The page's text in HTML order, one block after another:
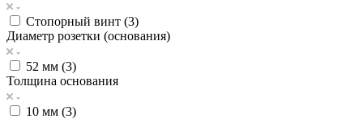
Стопорный винт (3)
Диаметр розетки (основания)
52 мм (3)
Толщина основания
10 мм (3)